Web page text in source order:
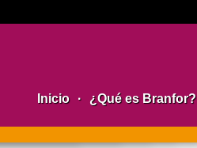
Inicio · ¿Qué es Branfor?